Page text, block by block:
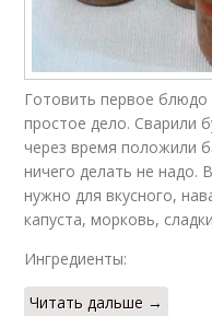
Готовить первое
простое дело. Сварили
через время положили
ничего делать не надо.
нужно для вкусного,
капуста, морковь,
Ингредиенты:
Читать дальше →